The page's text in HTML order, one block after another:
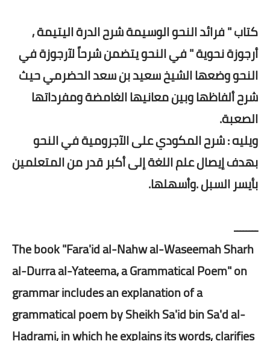
كتاب " فرائد النحو الوسيمة شرح الدرة اليتيمة ,
أرجوزة نحوية " في النحو يتضمن شرحاً لآرجوزة في
النحو وضعها الشيخ سعيد بن سعد الحضرمي حيث
شرح ألفاظها وبين معانيها الغامضة ومفرداتها
الصعبة.
ويليه : شرح المكودي على الآجرومية في النحو
بهدف إيصال علم اللغة إلى أكبر قدر من المتعلمين
بأيسر السبل .وأسهلها.
ــــــــ
The book "Fara'id al-Nahw al-Waseemah Sharh
al-Durra al-Yateema, a Grammatical Poem" on
grammar includes an explanation of a
grammatical poem by Sheikh Sa'id bin Sa'd al-
Hadrami, in which he explains its words, clarifies